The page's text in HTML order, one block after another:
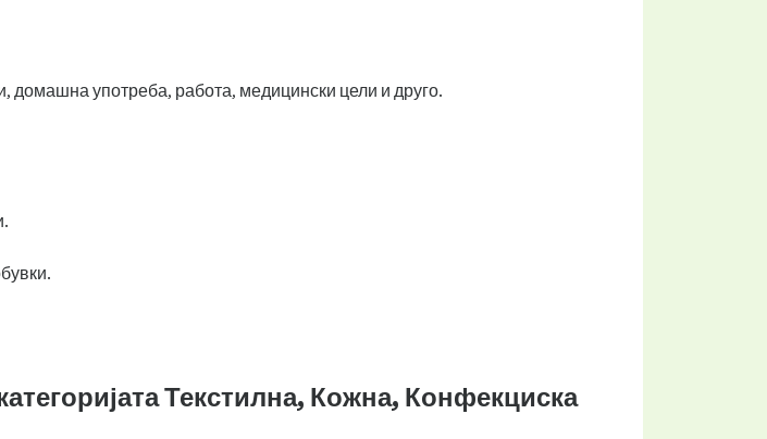
домашна употреба, работа, медицински цели и друго.
Текстилна, Кожна, Конфекциска